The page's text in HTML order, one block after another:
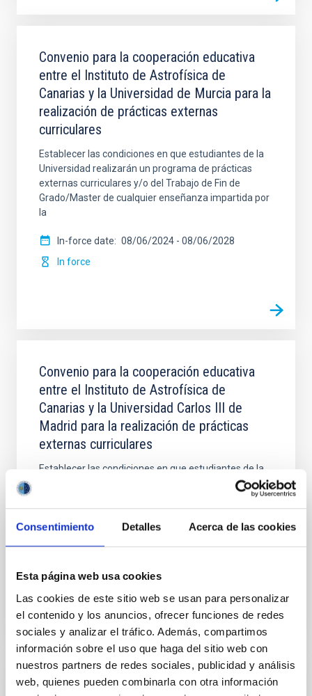
Consentimiento Detalles Acerca de las cookies
Esta página web usa cookies
Las cookies de este sitio web se usan para personalizar
el contenido y los anuncios, ofrecer funciones de redes
sociales y analizar el tráfico. Además, compartimos
información sobre el uso que haga del sitio web con
nuestros partners de redes sociales, publicidad y análisis
web, quienes pueden combinarla con otra información
Convenio para la cooperación educativa
entre el Instituto de Astrofísica de
Canarias y la Universidad de Murcia para la
realización de prácticas externas
curriculares
Establecer las condiciones en que estudiantes de la
Universidad realizarán un programa de prácticas
externas curriculares y/o del Trabajo de Fin de
Grado/Master de cualquier enseñanza impartida por
la
In-force date 08/06/2024 - 08/06/2028
In force
Convenio para la cooperación educativa
entre el Instituto de Astrofísica de
Canarias y la Universidad Carlos III de
Madrid para la realización de prácticas
externas curriculares
Establecer las condiciones en que estudiantes de la
Universidad realizarán un programa de prácticas
Grado/Master de cualquier enseñanza impartida por
la
In force
Convenio entre el Excmo. Cabildo Insular